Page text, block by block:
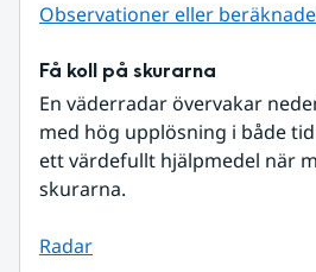
Observationer eller
Få koll på skurarna
En väderradar övervakar
med hög upplösning i både
ett värdefullt hjälpmedel när
skurarna.
Radar